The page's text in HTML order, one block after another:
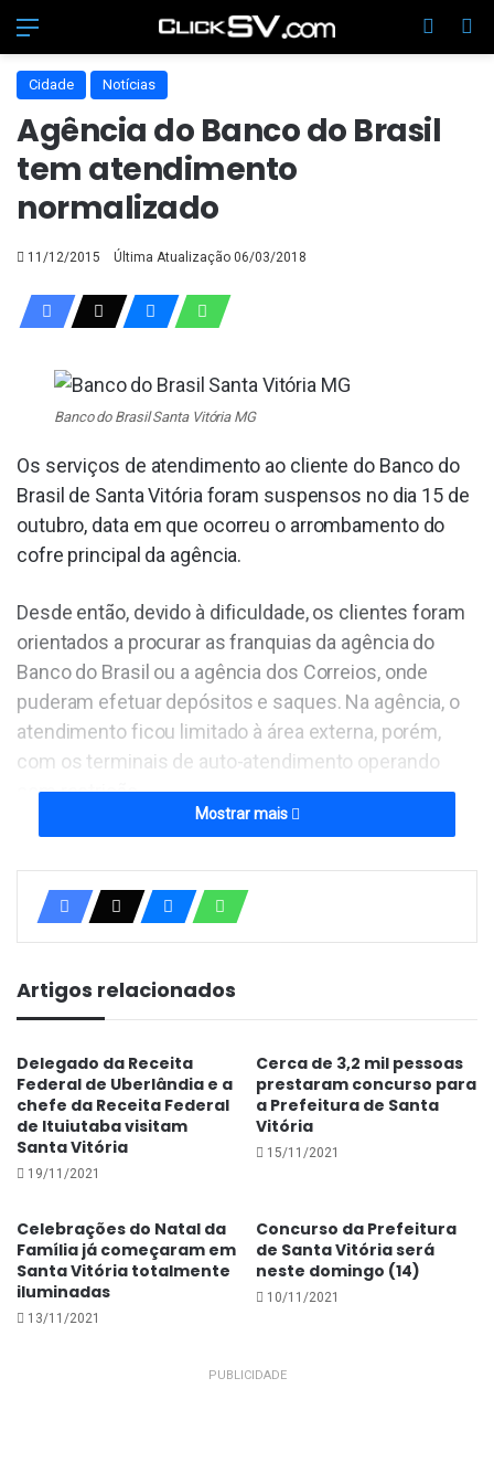
Cidade Notícias
Agência do Banco do Brasil
tem atendimento
normalizado
11/12/2015 Última Atualização 06/03/2018
Banco do Brasil Santa Vitória MG
Os serviços de atendimento ao cliente do Banco do
Brasil de Santa Vitória foram suspensos no dia 15 de
outubro, data em que ocorreu o arrombamento do
cofre principal da agência.
Desde então, devido à dificuldade, os clientes foram
orientados a procurar as franquias da agência do
Banco do Brasil ou a agência dos Correios, onde
puderam efetuar depósitos e saques. Na agência, o
atendimento ficou limitado à área externa, porém,
com os terminais de auto-atendimento operando
com restrição.
Nesse intervalo, a economia da cidade sofreu
serviço foi normalizado.
Mostrar mais
Artigos relacionados
Delegado da Receita
Federal de Uberlândia e a
chefe da Receita Federal
de Ituiutaba visitam
Santa Vitória
19/11/2021
Cerca de 3,2 mil pessoas
prestaram concurso para
a Prefeitura de Santa
Vitória
15/11/2021
Celebrações do Natal da
Família já começaram em
Santa Vitória totalmente
iluminadas
13/11/2021
Concurso da Prefeitura
de Santa Vitória será
neste domingo (14)
10/11/2021
PUBLICIDADE